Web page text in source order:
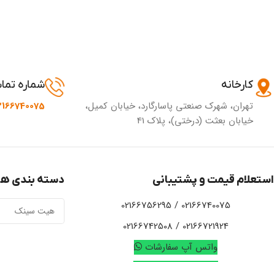
کارخانه
تهران، شهرک صنعتی پاسارگارد، خیابان کمیل،
خیابان بعثت (درختی)، پلاک 41
شماره
/ 02166756295
استعلام قیمت و پشتیبانی
02166740075 / 02166756295
02166721924 / 02166742508
واتس آپ سفارشات
دسته بندی